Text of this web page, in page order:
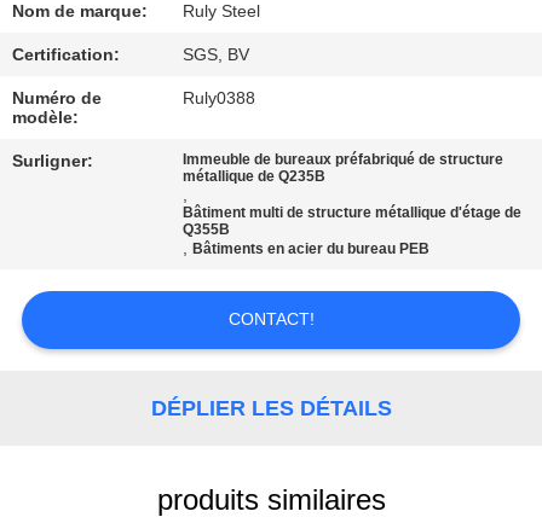
VISITE
D'USINE
CONTRÔLE
DE
CONTACTEZ-
NOUS
NOUVELLES
Nom de marque: Ruly Steel
Certification: SGS, BV
Numéro de
modèle:
Ruly0388
Surligner:
Immeuble de bureaux préfabriqué de structure
métallique de Q235B
,
Bâtiment multi de structure métallique d'étage de
Q355B
,Bâtiments en acier du bureau PEB
CONTACT!
DÉPLIER LES DÉTAILS
produits similaires